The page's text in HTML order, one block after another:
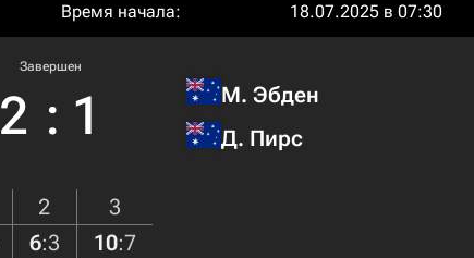
Время начала:
18.07.2025 в 07:30
Завершен
2 : 1
М. Эбден
Д. Пирс
2
3
6:3 10:7